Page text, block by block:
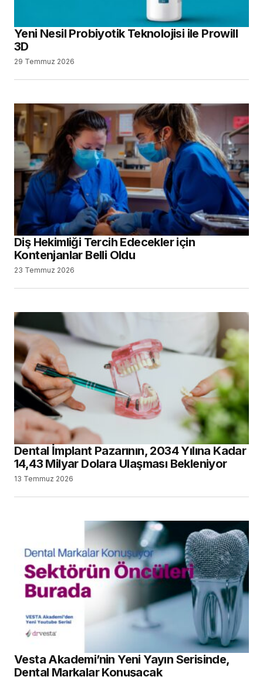
Yeni Nesil Probiyotik Teknolojisi ile Prowill
3D
29 Temmuz 2026
Diş Hekimliği Tercih Edecekler için
Kontenjanlar Belli Oldu
23 Temmuz 2026
Dental İmplant Pazarının, 2034 Yılına Kadar
14,43 Milyar Dolara Ulaşması Bekleniyor
13 Temmuz 2026
Vesta Akademi’nin Yeni Yayın Serisinde,
Dental Markalar Konuşacak